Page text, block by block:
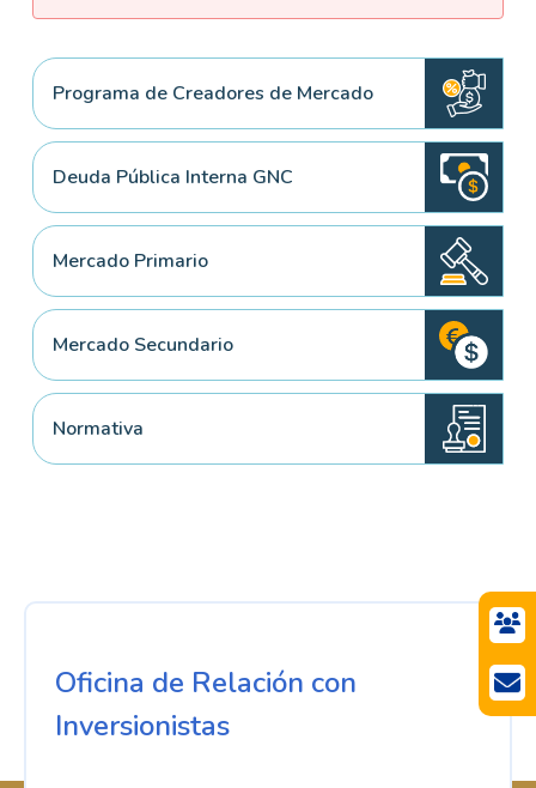
Programa de Creadores de Mercado
Deuda Pública Interna GNC
Mercado Primario
Mercado Secundario
Normativa
Oficina de Relación con
Inversionistas